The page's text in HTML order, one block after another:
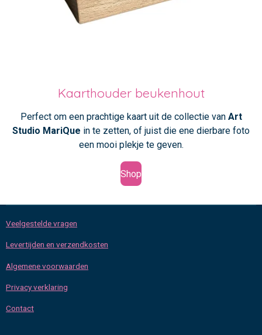
Kaarthouder beukenhout
Perfect om een prachtige kaart uit de collectie van Art
Studio MariQue in te zetten, of juist die ene dierbare foto
een mooi plekje te geven.
Shop
Veelgestelde vragen
Levertijden en verzendkosten
Algemene voorwaarden
Privacy verklaring
Contact